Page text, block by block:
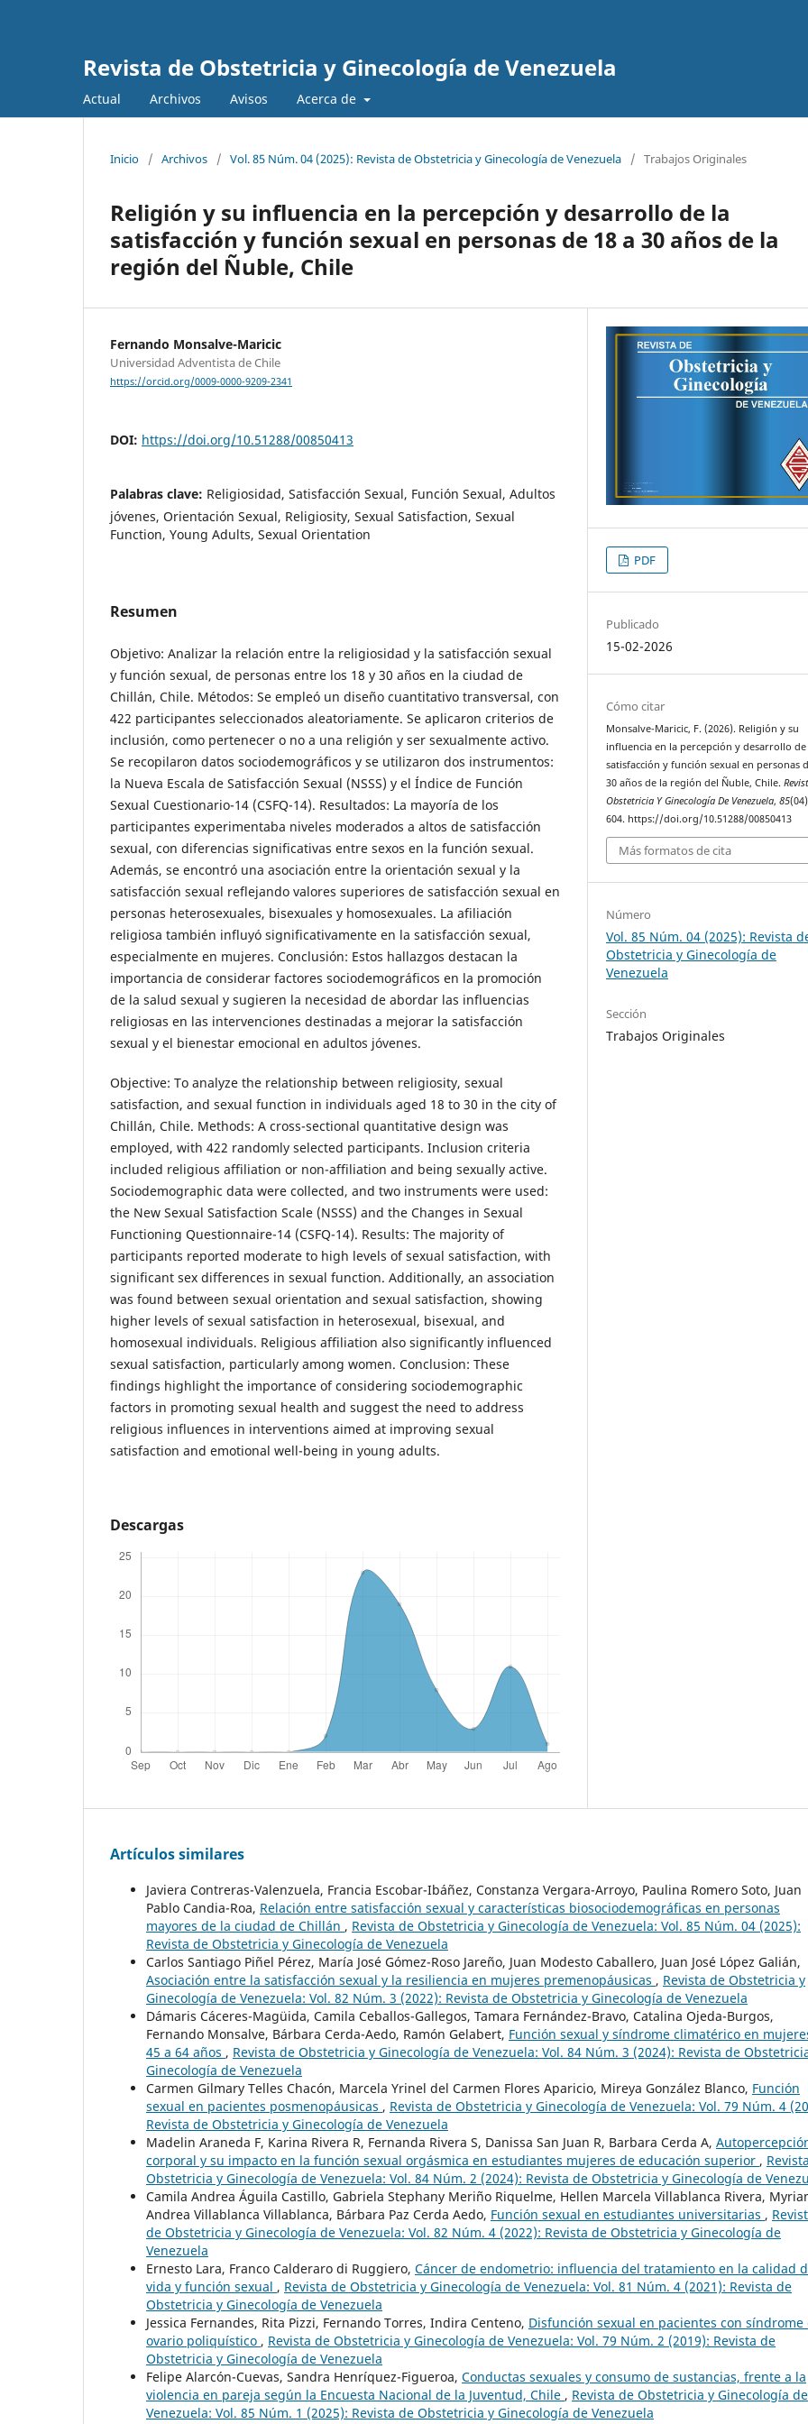
Revista de Obstetricia y Ginecología de Venezuela
Actual Archivos Avisos Acerca de
Inicio / Archivos / Vol. 85 Núm. 04 (2025): Revista de Obstetricia y Ginecología de Venezuela / Trabajos Originales
Religión y su influencia en la percepción y desarrollo de la
satisfacción y función sexual en personas de 18 a 30 años de la
región del Ñuble, Chile
Fernando Monsalve-Maricic
Universidad Adventista de Chile
https://orcid.org/0009-0000-9209-2341
DOI: https://doi.org/10.51288/00850413
Palabras clave: Religiosidad, Satisfacción Sexual, Función Sexual, Adultos
jóvenes, Orientación Sexual, Religiosity, Sexual Satisfaction, Sexual
Function, Young Adults, Sexual Orientation
Resumen
Objetivo: Analizar la relación entre la religiosidad y la satisfacción sexual
y función sexual, de personas entre los 18 y 30 años en la ciudad de
Chillán, Chile. Métodos: Se empleó un diseño cuantitativo transversal, con
422 participantes seleccionados aleatoriamente. Se aplicaron criterios de
inclusión, como pertenecer o no a una religión y ser sexualmente activo.
Se recopilaron datos sociodemográficos y se utilizaron dos instrumentos:
la Nueva Escala de Satisfacción Sexual (NSSS) y el Índice de Función
Sexual Cuestionario-14 (CSFQ-14). Resultados: La mayoría de los
participantes experimentaba niveles moderados a altos de satisfacción
sexual, con diferencias significativas entre sexos en la función sexual.
Además, se encontró una asociación entre la orientación sexual y la
satisfacción sexual reflejando valores superiores de satisfacción sexual en
personas heterosexuales, bisexuales y homosexuales. La afiliación
religiosa también influyó significativamente en la satisfacción sexual,
especialmente en mujeres. Conclusión: Estos hallazgos destacan la
importancia de considerar factores sociodemográficos en la promoción
de la salud sexual y sugieren la necesidad de abordar las influencias
religiosas en las intervenciones destinadas a mejorar la satisfacción
sexual y el bienestar emocional en adultos jóvenes.
Objective: To analyze the relationship between religiosity, sexual
satisfaction, and sexual function in individuals aged 18 to 30 in the city of
Chillán, Chile. Methods: A cross-sectional quantitative design was
employed, with 422 randomly selected participants. Inclusion criteria
included religious affiliation or non-affiliation and being sexually active.
Sociodemographic data were collected, and two instruments were used:
the New Sexual Satisfaction Scale (NSSS) and the Changes in Sexual
Functioning Questionnaire-14 (CSFQ-14). Results: The majority of
participants reported moderate to high levels of sexual satisfaction, with
significant sex differences in sexual function. Additionally, an association
was found between sexual orientation and sexual satisfaction, showing
higher levels of sexual satisfaction in heterosexual, bisexual, and
homosexual individuals. Religious affiliation also significantly influenced
sexual satisfaction, particularly among women. Conclusion: These
findings highlight the importance of considering sociodemographic
factors in promoting sexual health and suggest the need to address
religious influences in interventions aimed at improving sexual
satisfaction and emotional well-being in young adults.
Descargas
PDF
Publicado
15-02-2026
Cómo citar
Monsalve-Maricic, F. (2026). Religión y su
influencia en la percepción y desarrollo de
satisfacción y función sexual en personas
30 años de la región del Ñuble, Chile.
Obstetricia Y Ginecología De Venezuela,85
604. https://doi.org/10.51288/00850413
Más formatos de cita
Número
Vol. 85 Núm. 04 (2025): Revista
Obstetricia y Ginecología de
Venezuela
Sección
Trabajos Originales
Artículos similares
Javiera Contreras-Valenzuela, Francia Escobar-Ibáñez, Constanza Vergara-Arroyo, Paulina Romero Soto, Juan
Pablo Candia-Roa, Relación entre satisfacción sexual y características biosociodemográficas en personas
mayores de la ciudad de Chillán , Revista de Obstetricia y Ginecología de Venezuela: Vol. 85 Núm. 04 (2025):
Revista de Obstetricia y Ginecología de Venezuela
Carlos Santiago Piñel Pérez, María José Gómez-Roso Jareño, Juan Modesto Caballero, Juan José López Galián,
Asociación entre la satisfacción sexual y la resiliencia en mujeres premenopáusicas , Revista de Obstetricia y
Ginecología de Venezuela: Vol. 82 Núm. 3 (2022): Revista de Obstetricia y Ginecología de Venezuela
Dámaris Cáceres-Magüida, Camila Ceballos-Gallegos, Tamara Fernández-Bravo, Catalina Ojeda-Burgos,
Fernando Monsalve, Bárbara Cerda-Aedo, Ramón Gelabert, Función sexual y síndrome climatérico en
45 a 64 años , Revista de Obstetricia y Ginecología de Venezuela: Vol. 84 Núm. 3 (2024): Revista de
Ginecología de Venezuela
Carmen Gilmary Telles Chacón, Marcela Yrinel del Carmen Flores Aparicio, Mireya González Blanco, Función
sexual en pacientes posmenopáusicas , Revista de Obstetricia y Ginecología de Venezuela: Vol. 79 Núm. 4
Revista de Obstetricia y Ginecología de Venezuela
Madelin Araneda F, Karina Rivera R, Fernanda Rivera S, Danissa San Juan R, Barbara Cerda A,
corporal y su impacto en la función sexual orgásmica en estudiantes mujeres de educación superior ,
Obstetricia y Ginecología de Venezuela: Vol. 84 Núm. 2 (2024): Revista de Obstetricia y Ginecología de
Camila Andrea Águila Castillo, Gabriela Stephany Meriño Riquelme, Hellen Marcela Villablanca Rivera,
Andrea Villablanca Villablanca, Bárbara Paz Cerda Aedo, Función sexual en estudiantes universitarias ,
de Obstetricia y Ginecología de Venezuela: Vol. 82 Núm. 4 (2022): Revista de Obstetricia y Ginecología de
Venezuela
Ernesto Lara, Franco Calderaro di Ruggiero, Cáncer de endometrio: influencia del tratamiento en la calidad
vida y función sexual , Revista de Obstetricia y Ginecología de Venezuela: Vol. 81 Núm. 4 (2021): Revista de
Obstetricia y Ginecología de Venezuela
Jessica Fernandes, Rita Pizzi, Fernando Torres, Indira Centeno, Disfunción sexual en pacientes con síndrome
ovario poliquístico , Revista de Obstetricia y Ginecología de Venezuela: Vol. 79 Núm. 2 (2019): Revista de
Obstetricia y Ginecología de Venezuela
Felipe Alarcón-Cuevas, Sandra Henríquez-Figueroa, Conductas sexuales y consumo de sustancias, frente a la
violencia en pareja según la Encuesta Nacional de la Juventud, Chile , Revista de Obstetricia y Ginecología de
Venezuela: Vol. 85 Núm. 1 (2025): Revista de Obstetricia y Ginecología de Venezuela